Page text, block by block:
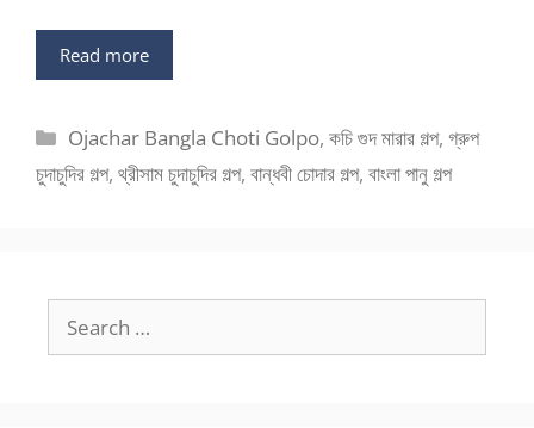
Read more
Categories
Ojachar Bangla Choti Golpo,কচি গুদ মারার গল্প,গ্রুপ
চুদাচুদির গল্প, থ্রীসাম চুদাচুদির গল্প, বান্ধবী চোদার গল্প, বাংলা পানু গল্প
for: